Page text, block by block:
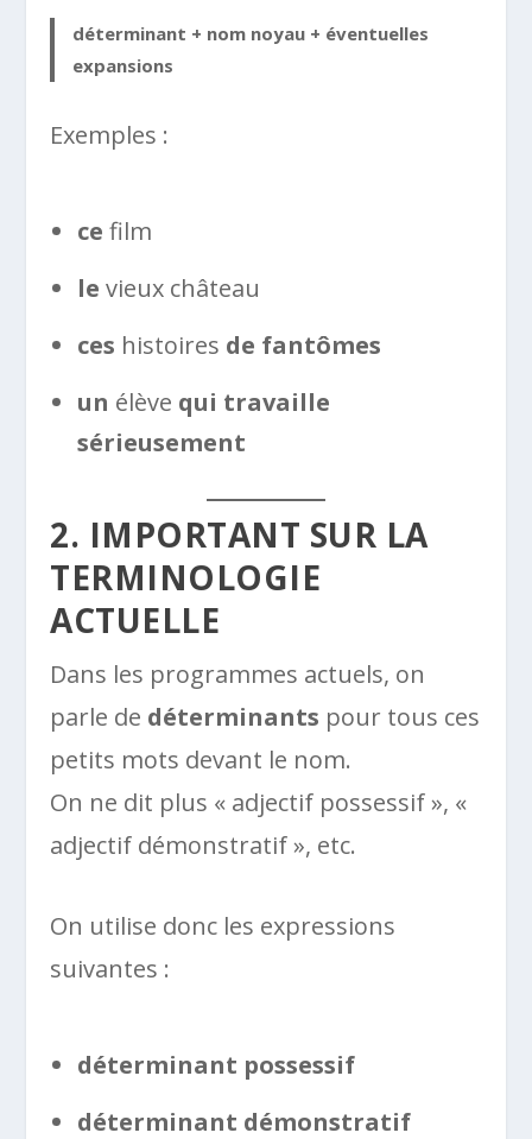
déterminant + nom noyau + éventuelles
expansions
Exemples :
ce film
le vieux château
ces histoires de fantômes
un élève qui travaille
sérieusement
2. IMPORTANT SUR LA
TERMINOLOGIE
ACTUELLE
Dans les programmes actuels, on
parle de déterminants pour tous ces
petits mots devant le nom.
On ne dit plus « adjectif possessif », «
adjectif démonstratif », etc.
On utilise donc les expressions
suivantes :
déterminant possessif
déterminant démonstratif